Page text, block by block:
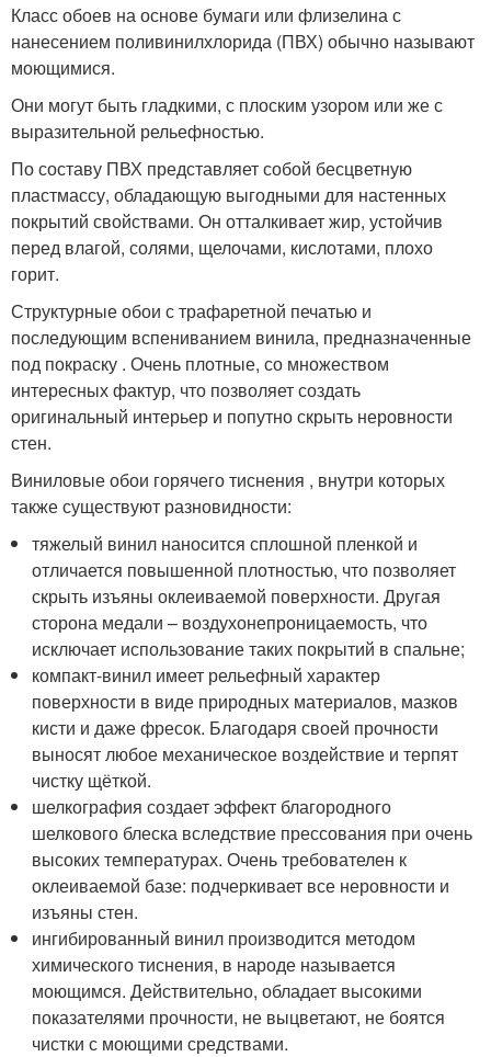
Класс обоев на основе бумаги или флизелина с
нанесением поливинилхлорида (ПВХ) обычно называют
моющимися.
Они могут быть гладкими, с плоским узором или же с
выразительной рельефностью.
По составу ПВХ представляет собой бесцветную
пластмассу, обладающую выгодными для настенных
покрытий свойствами. Он отталкивает жир, устойчив
перед влагой, солями, щелочами, кислотами, плохо
горит.
Структурные обои с трафаретной печатью и
последующим вспениванием винила, предназначенные
под покраску . Очень плотные, со множеством
интересных фактур, что позволяет создать
оригинальный интерьер и попутно скрыть неровности
стен.
Виниловые обои горячего тиснения , внутри которых
также существуют разновидности:
тяжелый винил наносится сплошной пленкой и
отличается повышенной плотностью, что позволяет
скрыть изъяны оклеиваемой поверхности. Другая
сторона медали – воздухонепроницаемость, что
исключает использование таких покрытий в спальне;
компакт-винил имеет рельефный характер
поверхности в виде природных материалов, мазков
кисти и даже фресок. Благодаря своей прочности
выносят любое механическое воздействие и терпят
чистку щёткой.
шелкография создает эффект благородного
шелкового блеска вследствие прессования при очень
высоких температурах. Очень требователен к
оклеиваемой базе: подчеркивает все неровности и
изъяны стен.
ингибированный винил производится методом
химического тиснения, в народе называется
моющимся. Действительно, обладает высокими
показателями прочности, не выцветают, не боятся
чистки с моющими средствами.